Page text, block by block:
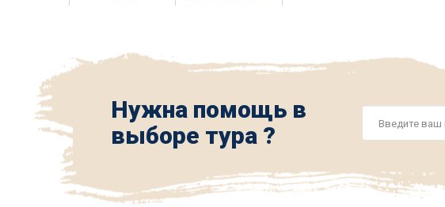
Нужна помощь в
выборе тура ?
*